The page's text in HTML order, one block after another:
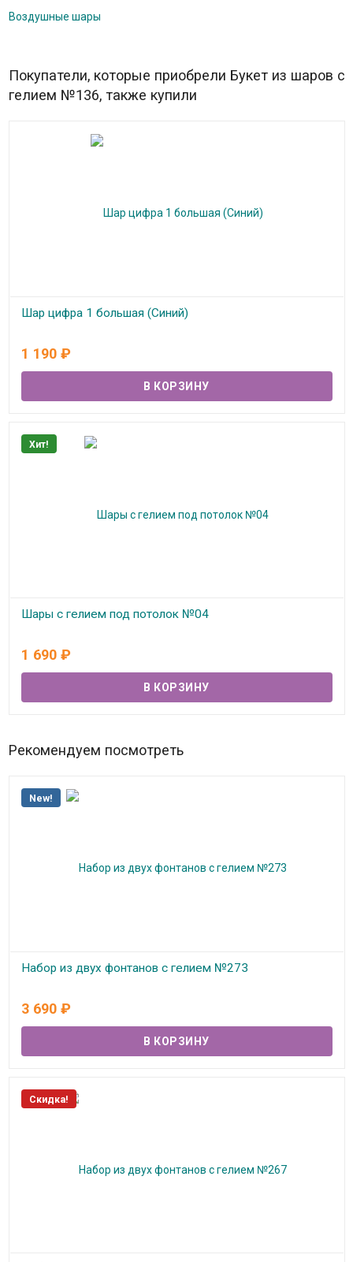
Воздушные шары
Покупатели, которые приобрели Букет из шаров с
гелием №136, также купили
Шар цифра 1 большая (Синий)
1 190 ₽
Хит!
Шары с гелием под потолок №04
1 690 ₽
Рекомендуем посмотреть
New!
Набор из двух фонтанов с гелием №273
3 690 ₽
Скидка!